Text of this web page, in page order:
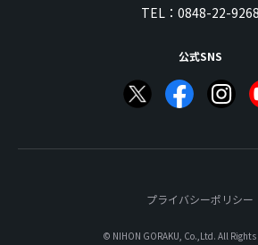
TEL： 0848-22-9268
公式SNS
プライバシーポリシー
© NIHON GORAKU, Co.,Ltd. All Rights